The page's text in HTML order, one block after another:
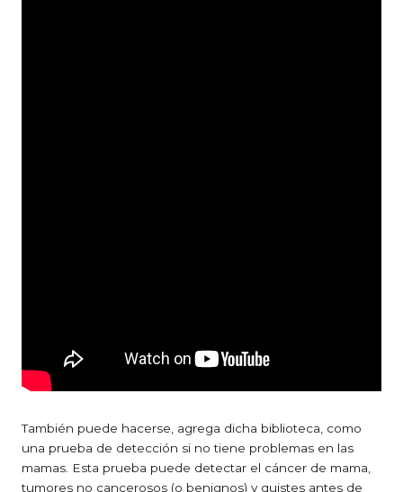
También puede hacerse, agrega dicha biblioteca, como
una prueba de detección si no tiene problemas en las
mamas. Esta prueba puede detectar el cáncer de mama,
tumores no cancerosos (o benignos) y quistes antes de